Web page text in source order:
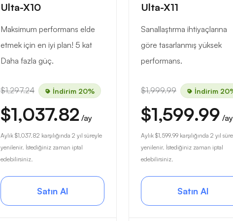
Ulta-X10
Maksimum performans elde
etmek için en iyi plan! 5 kat
Daha fazla güç.
$1,297.24 İndirim 20%
$1,037.82 /ay
Aylık $1,037.82 karşılığında 2 yıl süreyle
yenilenir. İstediğiniz zaman iptal
edebilirsiniz.
Satın Al
Ulta-X11
Sanallaştırma ihtiyaçlarına
göre tasarlanmış yüksek
performans.
$1,999.99 İndirim
$1,599.99 /ay
Aylık $1,599.99 karşılığında 2 yıl
yenilenir. İstediğiniz zaman iptal
edebilirsiniz.
Satın Al